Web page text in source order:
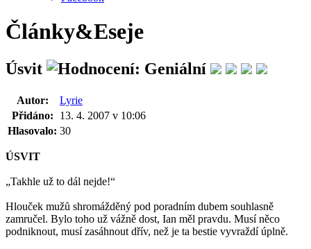
Články&Eseje
Úsvit
Autor:
Lyrie
Přidáno:
13. 4. 2007 v 10:06
Hlasovalo: 30
ÚSVIT
„Takhle už to dál nejde!“
Hlouček mužů shromážděný pod poradním dubem souhlasně
zamručel. Bylo toho už vážně dost, Ian měl pravdu. Musí něco
podniknout, musí zasáhnout dřív, než je ta bestie vyvraždí úplně.